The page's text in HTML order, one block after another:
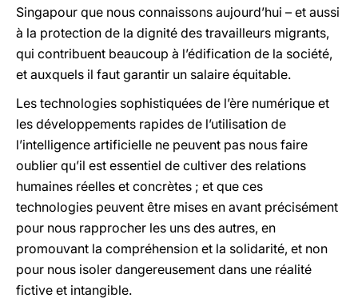
Singapour que nous connaissons aujourd’hui – et aussi
à la protection de la dignité des travailleurs migrants,
qui contribuent beaucoup à l’édification de la société,
et auxquels il faut garantir un salaire équitable.
Les technologies sophistiquées de l’ère numérique et
les développements rapides de l’utilisation de
l’intelligence artificielle ne peuvent pas nous faire
oublier qu’il est essentiel de cultiver des relations
humaines réelles et concrètes ; et que ces
technologies peuvent être mises en avant précisément
pour nous rapprocher les uns des autres, en
promouvant la compréhension et la solidarité, et non
pour nous isoler dangereusement dans une réalité
fictive et intangible.